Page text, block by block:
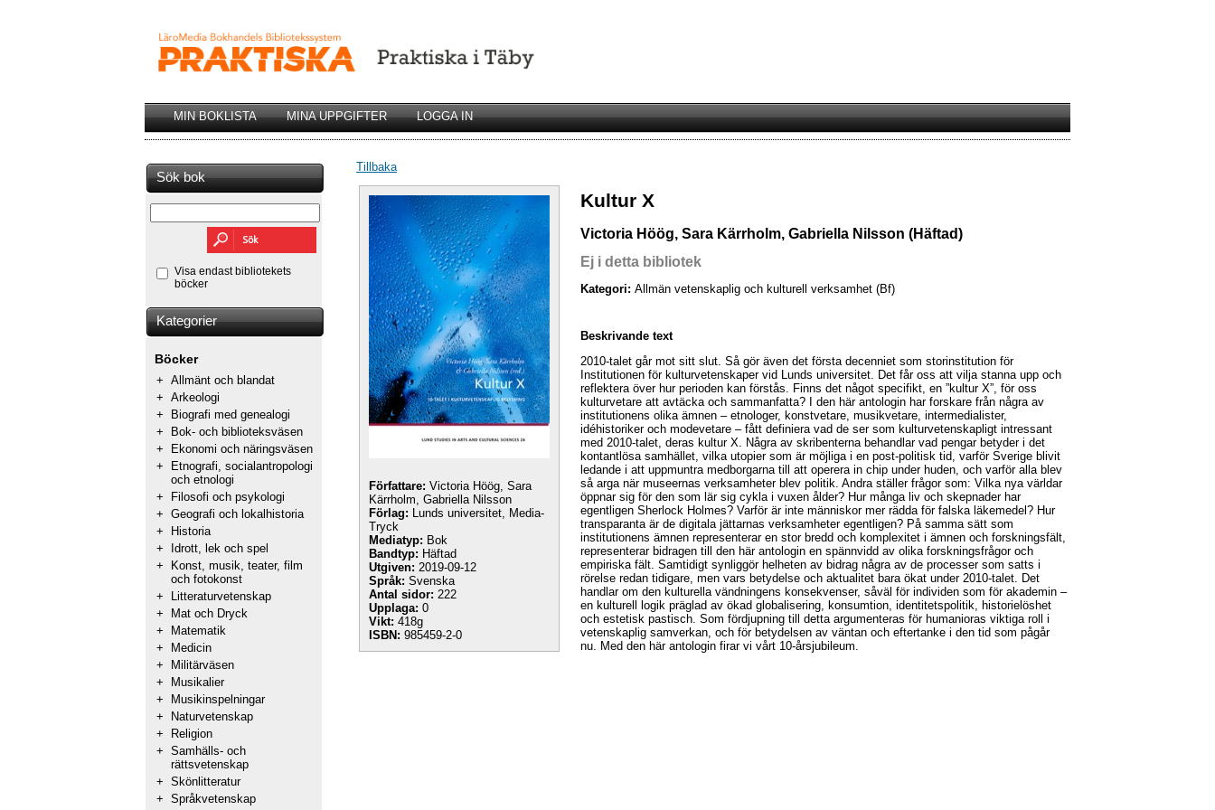
MIN BOKLISTA MINA UPPGIFTER LOGGA IN
Sök bok
Visa endast bibliotekets
böcker
Kategorier
Böcker
+ Allmänt och blandat
+ Arkeologi
+
Biografi med genealogi
+
Bok- och biblioteksväsen
+
Ekonomi och näringsväsen
+
Etnografi, socialantropologi
och etnologi
+
Filosofi och psykologi
+ Geografi och lokalhistoria
+
Historia
+
Idrott, lek och spel
+
Konst, musik, teater, film
och fotokonst
+
Litteraturvetenskap
+
Mat och Dryck
+
Matematik
+
Medicin
+
Militärväsen
+
Musikalier
+
Musikinspelningar
+
Naturvetenskap
+
Religion
+ Samhälls- och
rättsvetenskap
+ Skönlitteratur
+ Språkvetenskap
Tillbaka
Författare: Victoria Höög, Sara
Kärrholm, Gabriella Nilsson
Förlag: Lunds universitet, Media-
Tryck
Mediatyp: Bok
Bandtyp: Häftad
Utgiven: 2019-09-12
Språk: Svenska
Antal sidor: 222
Upplaga: 0
Vikt: 418g
ISBN: 985459-2-0
Kultur X
Victoria Höög, Sara Kärrholm, Gabriella Nilsson (Häftad)
Ej i detta bibliotek
Kategori: Allmän vetenskaplig och kulturell verksamhet (Bf)
Beskrivande text
2010-talet går mot sitt slut. Så gör även det första decenniet som storinstitution för
Institutionen för kulturvetenskaper vid Lunds universitet. Det får oss att vilja stanna upp och
reflektera över hur perioden kan förstås. Finns det något specifikt, en ”kultur X”, för oss
kulturvetare att avtäcka och sammanfatta? I den här antologin har forskare från några av
institutionens olika ämnen – etnologer, konstvetare, musikvetare, intermedialister,
idéhistoriker och modevetare – fått definiera vad de ser som kulturvetenskapligt intressant
med 2010-talet, deras kultur X. Några av skribenterna behandlar vad pengar betyder i det
kontantlösa samhället, vilka utopier som är möjliga i en post-politisk tid, varför Sverige blivit
ledande i att uppmuntra medborgarna till att operera in chip under huden, och varför alla blev
så arga när museernas verksamheter blev politik. Andra ställer frågor som: Vilka nya världar
öppnar sig för den som lär sig cykla i vuxen ålder? Hur många liv och skepnader har
egentligen Sherlock Holmes? Varför är inte människor mer rädda för falska läkemedel? Hur
transparanta är de digitala jättarnas verksamheter egentligen? På samma sätt som
institutionens ämnen representerar en stor bredd och komplexitet i ämnen och forskningsfält,
representerar bidragen till den här antologin en spännvidd av olika forskningsfrågor och
empiriska fält. Samtidigt synliggör helheten av bidrag några av de processer som satts i
rörelse redan tidigare, men vars betydelse och aktualitet bara ökat under 2010-talet. Det
handlar om den kulturella vändningens konsekvenser, såväl för individen som för akademin –
en kulturell logik präglad av ökad globalisering, konsumtion, identitetspolitik, historielöshet
och estetisk pastisch. Som fördjupning till detta argumenteras för humanioras viktiga roll i
vetenskaplig samverkan, och för betydelsen av väntan och eftertanke i den tid som pågår
nu. Med den här antologin firar vi vårt 10-årsjubileum.